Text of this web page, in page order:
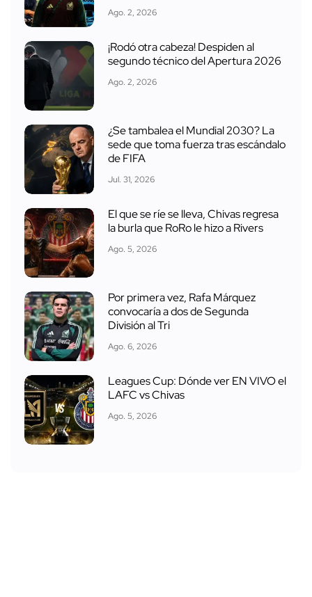
Ago. 2, 2026
¡Rodó otra cabeza! Despiden al
segundo técnico del Apertura 2026
Ago. 2, 2026
¿Se tambalea el Mundial 2030? La
sede que toma fuerza tras escándalo
de FIFA
Jul. 31, 2026
El que se ríe se lleva, Chivas regresa
la burla que RoRo le hizo a Rivers
Ago. 5, 2026
Por primera vez, Rafa Márquez
convocaría a dos de Segunda
División al Tri
Ago. 6, 2026
Leagues Cup: Dónde ver EN VIVO el
LAFC vs Chivas
Ago. 5, 2026